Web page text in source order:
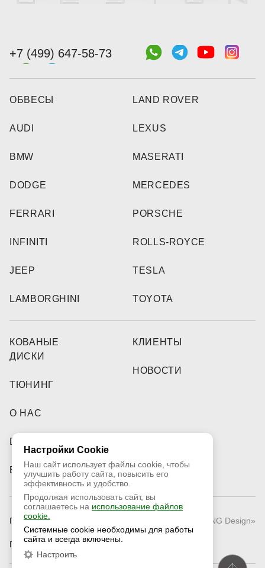
+7 (499) 647-58-73
ОБВЕСЫ
AUDI
BMW
DODGE
FERRARI
INFINITI
JEEP
LAMBORGHINI
LAND ROVER
LEXUS
MASERATI
MERCEDES
PORSCHE
ROLLS-ROYCE
TESLA
TOYOTA
КОВАНЫЕ
ДИСКИ
ТЮНИНГ
О НАС
DEALERS
ВИДЕО
КЛИЕНТЫ
НОВОСТИ
© 2026 «RNG Design»
Публичная оферта
Политика конфиденциальности
Настройки Cookie
Наш сайт использует файлы cookie, чтобы
улучшить работу сайта, повысить его
эффективность и удобство.
Продолжая использовать сайт, вы
соглашаетесь на использование файлов
cookie.
Системные cookie необходимы для работы
сайта и всегда включены.
Настроить